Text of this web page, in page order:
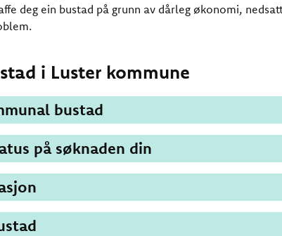
deg ein bustad på grunn av dårleg økonomi,
i Luster kommune
bustad
på søknaden din